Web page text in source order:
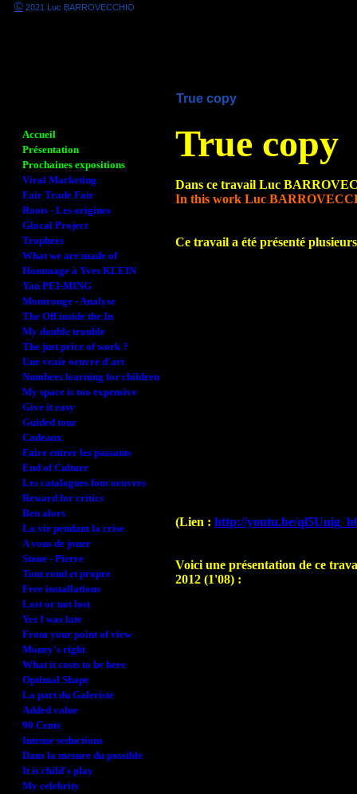
Accueil
Présentation
Prochaines expositions
Viral Marketing
Fair Trade Fair
Roots - Les origines
Glocal Project
Trophees
What we are made of
Hommage à Yves KLEIN
Yan PEI-MING
Montrouge - Analyse
The Off inside the In
My double trouble
The just price of work ?
Une vraie oeuvre d'art
Numbers learning for children
My space is too expensive
Give it easy
Guided tour
Cadeaux
Faire entrer les passants
End of Culture
Les catalogues font oeuvres
Reward for critics
Ben alors
La vie pendant la crise
A vous de jouer
Stone - Pierre
Tout rond et propre
Free installations
Lost or not lost
Yes I was late
From your point of view
Money's right
What it costs to be here
Optimal Shape
La part du Galeriste
Added value
90 Cents
Intense seductions
Dans la mesure du possible
It is child's play
My celebrity
True copy
True copy
Dans ce travail Luc
In this work Luc
Ce travail a été présenté
(Lien : http://youtu.be/
Voici une présentation de ce
2012 (1'08) :
© 2021 Luc BARROVECCHIO